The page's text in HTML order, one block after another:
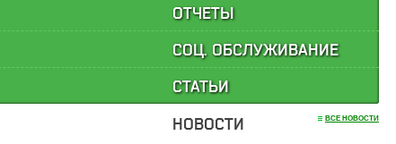
ОТЧЕТЫ
СОЦ. ОБСЛУЖИВАНИЕ
СТАТЬИ
НОВОСТИ
ВСЕ НОВОСТИ